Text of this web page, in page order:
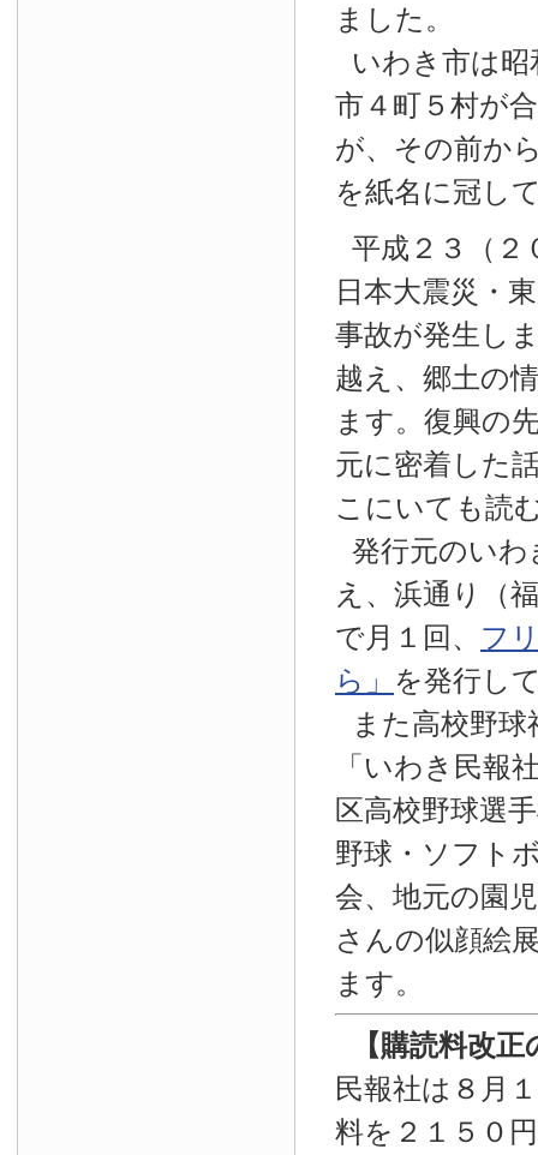
ました。
いわき市は昭
市４町５村が
が、その前か
を紙名に冠し
平成２３（２
日本大震災・
事故が発生し
越え、郷土の
ます。復興の
元に密着した
こにいても読
発行元のいわ
え、浜通り（
で月１回、 フ
ら」 を発行し
また高校野
「いわき民報
区高校野球選
野球・ソフト
会、地元の園
さんの似顔絵
ます。
【購読料改正
民報社は８月
料を２１５０